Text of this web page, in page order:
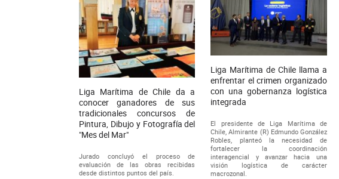
Liga Marítima de Chile da a
conocer ganadores de sus
tradicionales concursos de
Pintura, Dibujo y Fotografía del
"Mes del Mar"
Jurado concluyó el proceso de
evaluación de las obras recibidas
desde distintos puntos del país.
Liga Marítima de Chile llama a
enfrentar el crimen organizado
con una gobernanza logística
integrada
El presidente de Liga Marítima de
Chile, Almirante (R) Edmundo González
Robles, planteó la necesidad de
fortalecer la coordinación
interagencial y avanzar hacia una
visión logística de carácter
macrozonal.